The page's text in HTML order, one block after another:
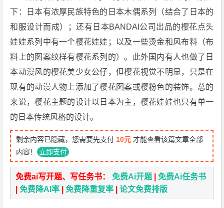
下：日本有浓厚民族特色的日本木偶系列（结合了日本的
和服设计而成）；还有日本BANDAI公司出品的樱花点头
娃娃系列中有一个樱花娃娃；以及一些烫金和风布料（布
料上的图案纹样有樱花系列的）。此外国内有人也做了日
本动漫风的樱花美少女公仔，但樱花视觉不明显，只是在
现有的动漫人物上添加了樱花图案或樱粉色的装饰。总的
来说，樱花主题的设计以日本为主，樱花娃娃也只有单一
的日本传统风格的设计。
剩余内容已隐藏，您需要先支付 10元 才能查看该篇文章全部
内容！ 立即支付
免费ai写开题、写任务书：免费Ai开题 |免费Ai任务书
|免费降AI率 |免费降重复率 |论文免费排版